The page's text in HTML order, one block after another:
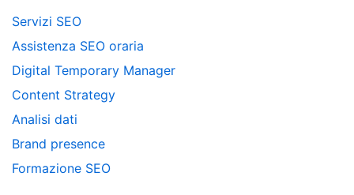
Servizi SEO
Assistenza SEO oraria
Digital Temporary Manager
Content Strategy
Analisi dati
Brand presence
Formazione SEO